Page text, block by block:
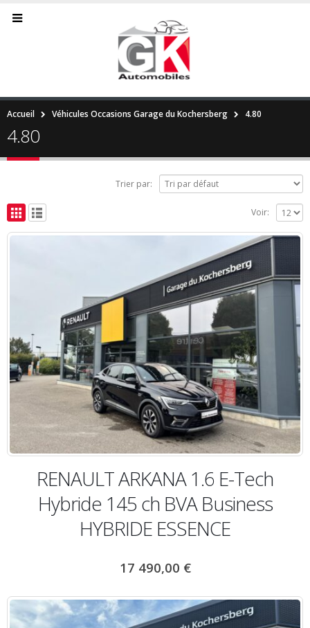
Accueil Véhicules Occasions Garage du Kochersberg 4.80
4.80
Trier par:
Voir:
RENAULT ARKANA 1.6 E-Tech
Hybride 145 ch BVA Business
HYBRIDE ESSENCE
17 490,00 €